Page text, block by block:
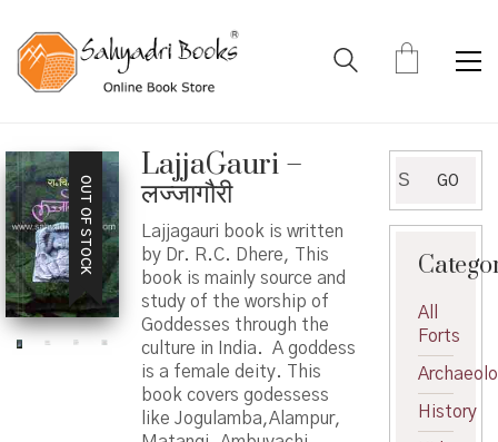
OUT OF STOCK
LajjaGauri –
लज्जागौरी
Lajjagauri book is written
by Dr. R.C. Dhere, This
book is mainly source and
study of the worship of
Goddesses through the
culture in India. A goddess
is a female deity. This
book covers godessess
like Jogulamba,Alampur,
for:
GO
All
Forts
History